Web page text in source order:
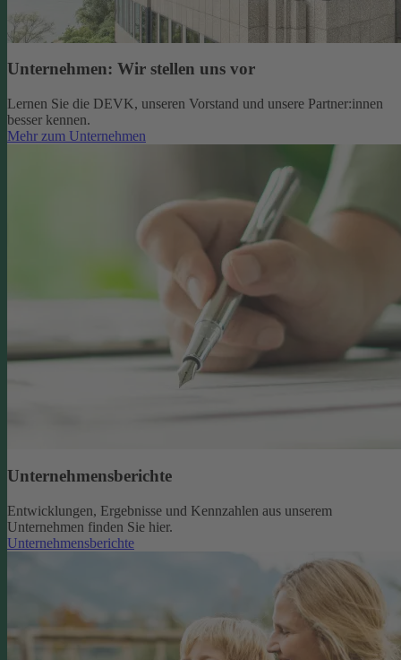
Unternehmen: Wir stellen uns vor
Lernen Sie die DEVK, unseren Vorstand und unsere Partner:innen
besser kennen.
Mehr zum Unternehmen
Unternehmensberichte
Entwicklungen, Ergebnisse und Kennzahlen aus unserem
Unternehmen finden Sie hier.
Unternehmensberichte